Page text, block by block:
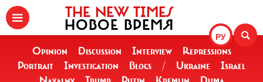
РУ
THE NEW TIMES
НОВОЕ ВРЕМЯ
Opinion Discussion Interview
Repressions
Portrait
Investigation Blogs / Ukraine
Israel